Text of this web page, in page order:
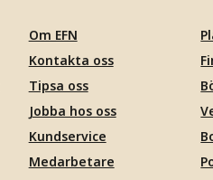
Om EFN
Kontakta oss
Tipsa oss
Jobba hos oss
Kundservice
Medarbetare